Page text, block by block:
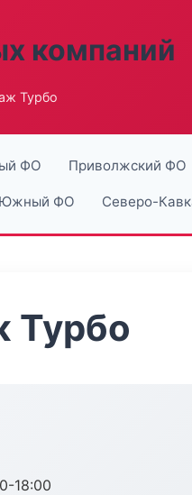
компаний
Турбо
ФО Приволжский ФО
Южный ФО Северо-
Турбо
18:00